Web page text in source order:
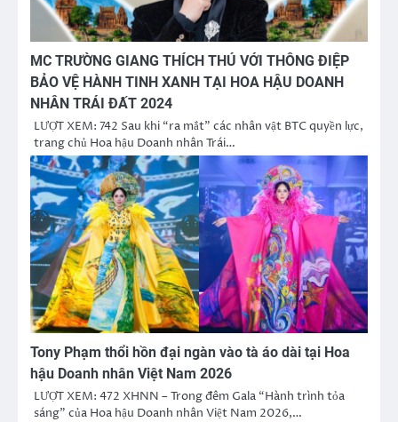
MC TRƯỜNG GIANG THÍCH THÚ VỚI THÔNG ĐIỆP
BẢO VỆ HÀNH TINH XANH TẠI HOA HẬU DOANH
NHÂN TRÁI ĐẤT 2024
LƯỢT XEM: 742 Sau khi “ra mắt” các nhân vật BTC quyền lực,
trang chủ Hoa hậu Doanh nhân Trái…
Tony Phạm thổi hồn đại ngàn vào tà áo dài tại Hoa
hậu Doanh nhân Việt Nam 2026
LƯỢT XEM: 472 XHNN – Trong đêm Gala “Hành trình tỏa
sáng” của Hoa hậu Doanh nhân Việt Nam 2026,…